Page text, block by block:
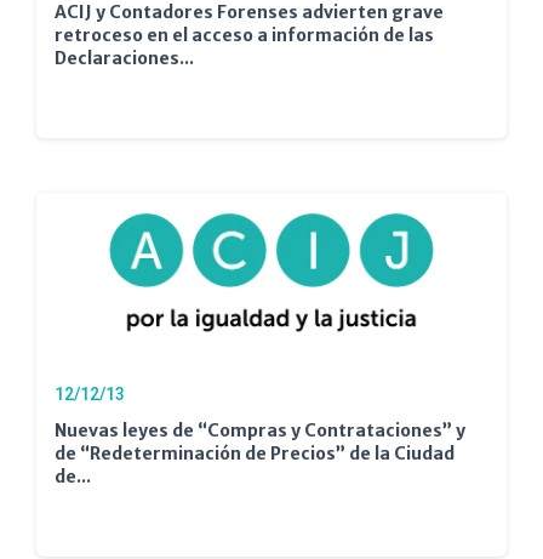
ACIJ y Contadores Forenses advierten grave
retroceso en el acceso a información de las
Declaraciones...
12/12/13
Nuevas leyes de “Compras y Contrataciones” y
de “Redeterminación de Precios” de la Ciudad
de...